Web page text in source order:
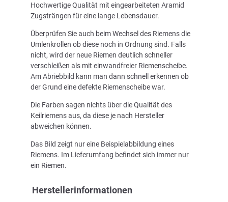
Hochwertige Qualität mit eingearbeiteten Aramid
Zugsträngen für eine lange Lebensdauer.
Überprüfen Sie auch beim Wechsel des Riemens die
Umlenkrollen ob diese noch in Ordnung sind. Falls
nicht, wird der neue Riemen deutlich schneller
verschleißen als mit einwandfreier Riemenscheibe.
Am Abriebbild kann man dann schnell erkennen ob
der Grund eine defekte Riemenscheibe war.
Die Farben sagen nichts über die Qualität des
Keilriemens aus, da diese je nach Hersteller
abweichen können.
Das Bild zeigt nur eine Beispielabbildung eines
Riemens. Im Lieferumfang befindet sich immer nur
ein Riemen.
Herstellerinformationen